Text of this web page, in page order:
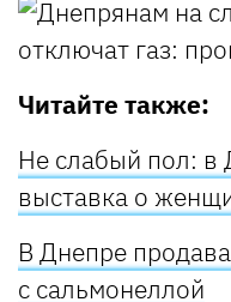
Читайте также:
Не слабый пол: в
выставка о
В Днепре
с сальмонеллой